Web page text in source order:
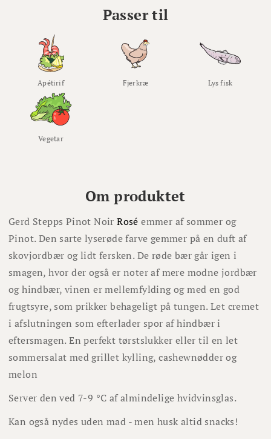
Passer til
Apétirif Fjerkræ Lys fisk
Vegetar
Om produktet
Gerd Stepps Pinot NoirRosé emmer af sommer og
Pinot. Den sarte lyserøde farve gemmer på en duft af
skovjordbær og lidt fersken. De røde bær går igen i
smagen, hvor der også er noter af mere modne jordbær
og hindbær, vinen er mellemfylding og med en god
frugtsyre, som prikker behageligt på tungen. Let cremet
i afslutningen som efterlader spor af hindbær i
eftersmagen. En perfekt tørstslukker eller til en let
sommersalat med grillet kylling, cashewnødder og
melon
Server den ved 7-9 °C af almindelige hvidvinsglas.
Kan også nydes uden mad - men husk altid snacks!